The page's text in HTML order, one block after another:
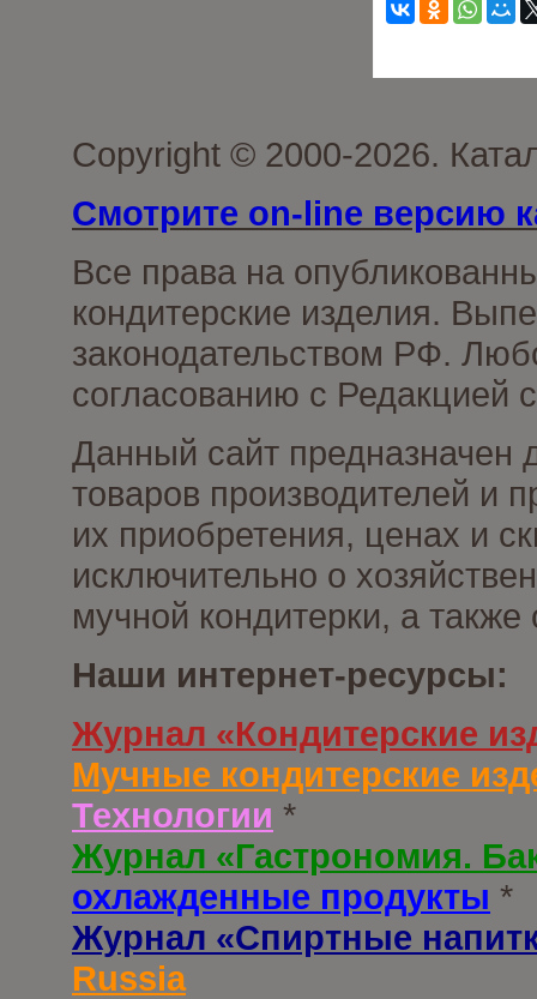
Copyright © 2000-2026.
Смотрите on-line версию
Все права на
кондитерские изделия.
законодательством РФ.
согласованию с Редакцией
Данный сайт предназначен
товаров производителей и
их приобретения, ценах и
исключительно о
мучной кондитерки, а
Наши интернет-ресурсы:
Журнал «Кондитерские
Мучные кондитерские
Технологии *
Журнал «Гастрономия.
охлажденные продукты *
Журнал «Спиртные
Russia